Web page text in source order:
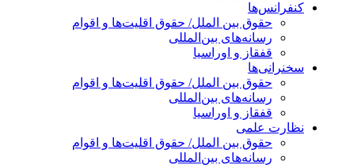
کنفرانس‌ها
حقوق بین الملل/ حقوق اقلیت‌ها و اقوام
رسانه‌های بین‌المللی
قفقاز و اوراسیا
سخنرانی‌ها
حقوق بین الملل/ حقوق اقلیت‌ها و اقوام
رسانه‌های بین‌المللی
قفقاز و اوراسیا
نظارت علمی
حقوق بین الملل/ حقوق اقلیت‌ها و اقوام
رسانه‌های بین‌المللی